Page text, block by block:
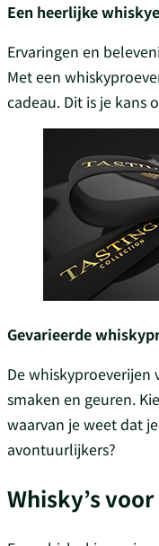
Een heerlijke
Ervaringen en
Met een
cadeau. Dit is je kans
Gevarieerde
De whiskyproeverijen
smaken en geuren.
waarvan je weet dat
avontuurlijkers?
Whisky’s